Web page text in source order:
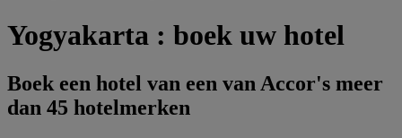
Yogyakarta : boek uw hotel
Boek een hotel van een van Accor's meer
dan 45 hotelmerken